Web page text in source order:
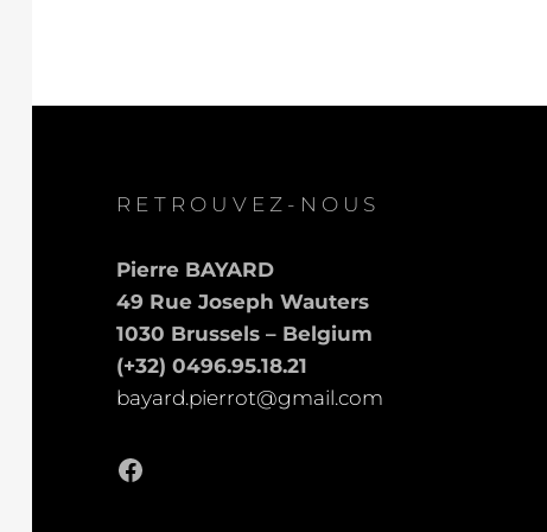
RETROUVEZ-NOUS
Pierre BAYARD
49 Rue Joseph Wauters
1030 Brussels – Belgium
(+32) 0496.95.18.21
bayard.pierrot@gmail.com
Facebook